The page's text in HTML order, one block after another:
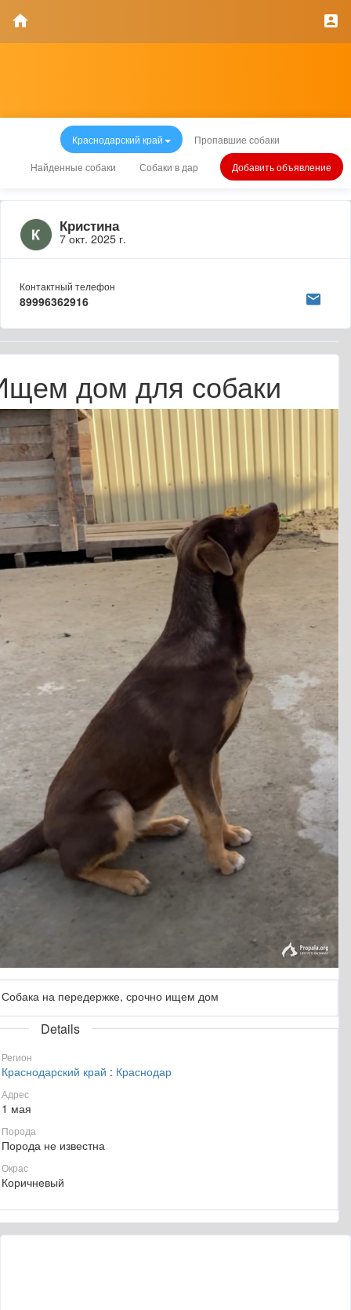
Краснодарский край Пропавшие собаки
Найденные собаки Собаки в дар Добавить объявление
Кристина
7 окт. 2025 г.
Контактный телефон
89996362916
дом для собаки
Собака на передержке, срочно ищем дом
Details
Регион
Краснодарский край : Краснодар
Адрес
1 мая
Порода
Порода не известна
Окрас
Коричневый